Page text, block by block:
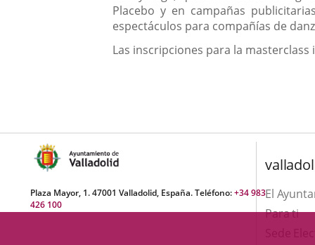
Placebo y en campañas
espectáculos para compañías de
Las inscripciones para la
Plaza Mayor, 1. 47001 Valladolid, España. Teléfono:+34 983
426 100
El
Para ti